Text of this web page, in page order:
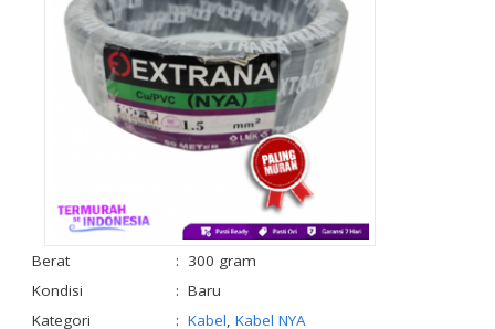
Berat : 300 gram
Kondisi
: Baru
Kategori
: Kabel Kabel NYA